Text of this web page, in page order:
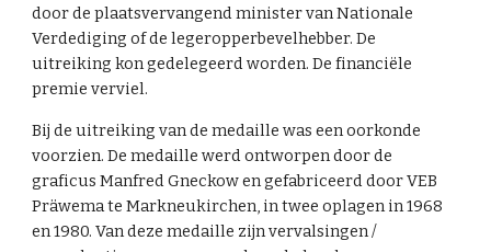
door de plaatsvervangend minister van Nationale
Verdediging of de legeropperbevelhebber. De
uitreiking kon gedelegeerd worden. De financiële
premie verviel.
Bij de uitreiking van de medaille was een oorkonde
voorzien. De medaille werd ontworpen door de
graficus Manfred Gneckow en gefabriceerd door VEB
Präwema te Markneukirchen, in twee oplagen in 1968
en 1980. Van deze medaille zijn vervalsingen /